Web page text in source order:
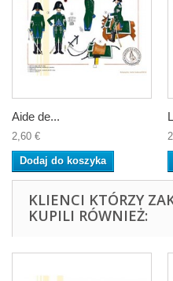
Aide de...
2,60 €
Dodaj do koszyka
KLIENCI KTÓRZY
KUPILI RÓWNIEŻ: